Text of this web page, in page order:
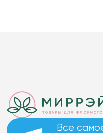
Все